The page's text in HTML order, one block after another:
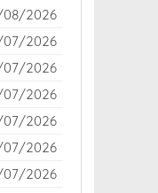
Một Nghề
2026
07/2026
2026
2026
07/2026
07/2026
07/2026